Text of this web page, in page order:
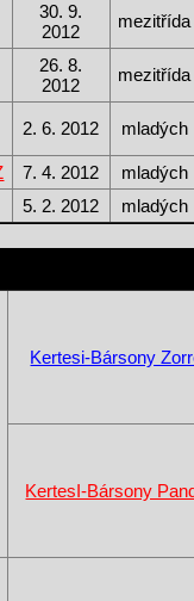
30. 9.
2012
mezitřída
26. 8.
2012
mezitřída
2. 6. 2012 mladých
7. 4. 2012
mladých
5. 2. 2012 mladých
Kertesi-Bársony
KertesI-Bársony